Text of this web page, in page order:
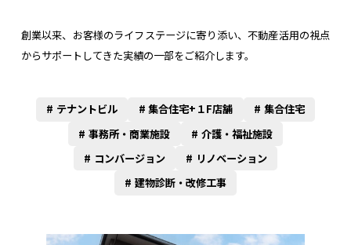
創業以来、お客様のライフステージに寄り添い、不動産活用の視点
からサポートしてきた実績の一部をご紹介します。
テナントビル 集合住宅+１F店舗
集合住宅
事務所・商業施設
介護・福祉施設
コンバージョン
リノベーション
建物診断・改修工事